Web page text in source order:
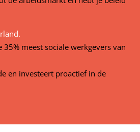
meest sociale werkgevers van
en investeert proactief in de